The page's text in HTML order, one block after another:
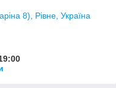
8), Рівне, Україна